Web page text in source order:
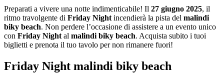
Preparati a vivere una notte indimenticabile! Il 27 giugno 2025, il
ritmo travolgente di Friday Night incendierà la pista del malindi
biky beach. Non perdere l’occasione di assistere a un evento unico
con Friday Night al malindi biky beach. Acquista subito i tuoi
biglietti e prenota il tuo tavolo per non rimanere fuori!
Friday Night malindi biky beach